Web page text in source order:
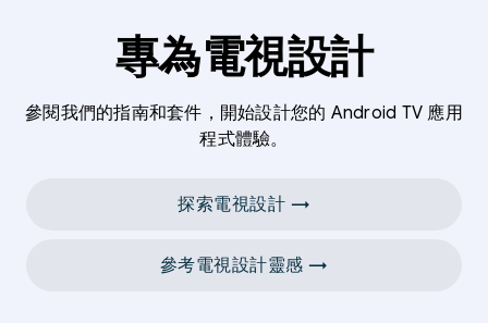
專為電視設計
參閱我們的指南和套件，開始設計您的 Android TV 應用
程式體驗。
探索電視設計 →
參考電視設計靈感 →